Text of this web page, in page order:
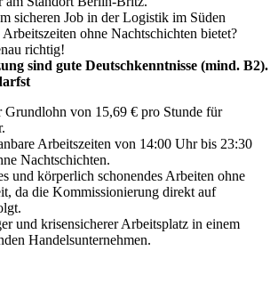
sicheren Job in der Logistik im Süden
ohne Nachtschichten bietet?
richtig!
sind gute Deutschkenntnisse (mind. B2).
Grundlohn von 15,69 € pro Stunde für
Arbeitszeiten von 14:00 Uhr bis 23:30
Nachtschichten.
und körperlich schonendes Arbeiten ohne
da die Kommissionierung direkt auf
und krisensicherer Arbeitsplatz in einem
Handelsunternehmen.